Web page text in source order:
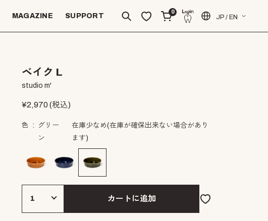
MAGAZINE SUPPORT
0
JP / EN
ベイク L
studio m'
¥2,970(税込)
色
グリー
ン
在庫少なめ(在庫が確保出来ない場合があり
ます)
カートに追加